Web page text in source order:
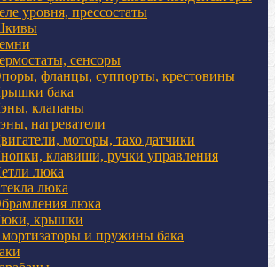
уровня, прессостаты
сенсоры
фланцы, суппорты, крестовины
бака
клапаны
нагреватели
моторы, тахо датчики
клавиши, ручки управления
люка
люка
люка
крышки
и пружины бака